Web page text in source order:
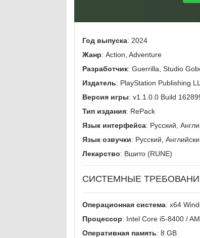
Год выпуска: 2024
Жанр: Action, Adventure
Разработчик: Guerrilla, Studio
Издатель: PlayStation Publishing
Версия игры: v1.1.0.0 Build
Тип издания: RePack
Язык интерфейса: Русский,
Язык озвучки: Русский,
Лекарство: Вшито (RUNE)
СИСТЕМНЫЕ
Операционная система: x64
Процессор: Intel Core i5-8400 /
Оперативная память: 8 GB